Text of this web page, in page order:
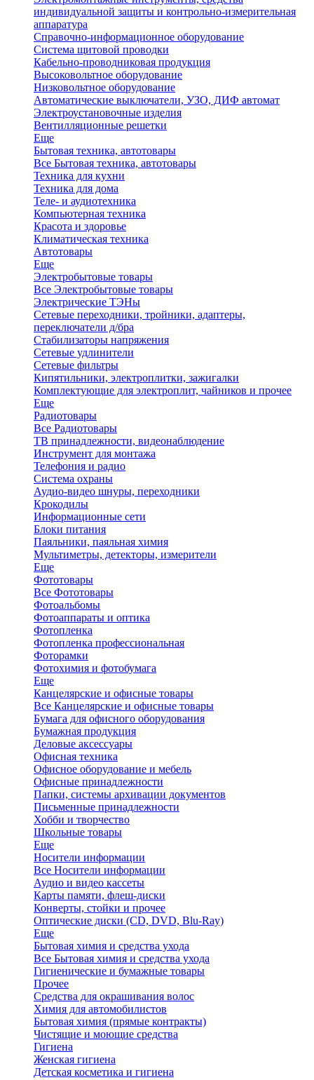
индивидуальной защиты и контрольно-измерительная
аппаратура
Справочно-информационное оборудование
Система щитовой проводки
Кабельно-проводниковая продукция
Высоковольтное оборудование
Низковольтное оборудование
Автоматические выключатели, УЗО, ДИФ автомат
Электроустановочные изделия
Вентилляционные решетки
Еще
Бытовая техника, автотовары
Все Бытовая техника, автотовары
Техника для кухни
Техника для дома
Теле- и аудиотехника
Компьютерная техника
Красота и здоровье
Климатическая техника
Автотовары
Еще
Электробытовые товары
Все Электробытовые товары
Электрические ТЭНы
Сетевые переходники, тройники, адаптеры,
переключатели д/бра
Стабилизаторы напряжения
Сетевые удлинители
Сетевые фильтры
Кипятильники, электроплитки, зажигалки
Комплектующие для электроплит, чайников и прочее
Еще
Радиотовары
Все Радиотовары
ТВ принадлежности, видеонаблюдение
Инструмент для монтажа
Телефония и радио
Система охраны
Аудио-видео шнуры, переходники
Крокодилы
Информационные сети
Блоки питания
Паяльники, паяльная химия
Мультиметры, детекторы, измерители
Еще
Фототовары
Все Фототовары
Фотоальбомы
Фотоаппараты и оптика
Фотопленка
Фотопленка профессиональная
Фоторамки
Фотохимия и фотобумага
Еще
Канцелярские и офисные товары
Все Канцелярские и офисные товары
Бумага для офисного оборудования
Бумажная продукция
Деловые аксессуары
Офисная техника
Офисное оборудование и мебель
Офисные принадлежности
Папки, системы архивации документов
Письменные принадлежности
Хобби и творчество
Школьные товары
Еще
Носители информации
Все Носители информации
Аудио и видео кассеты
Карты памяти, флеш-диски
Конверты, стойки и прочее
Оптические диски (CD, DVD, Blu-Ray)
Еще
Бытовая химия и средства ухода
Все Бытовая химия и средства ухода
Гигиенические и бумажные товары
Прочее
Средства для окрашивания волос
Химия для автомобилистов
Бытовая химия (прямые контракты)
Чистящие и моющие средства
Гигиена
Женская гигиена
Детская косметика и гигиена